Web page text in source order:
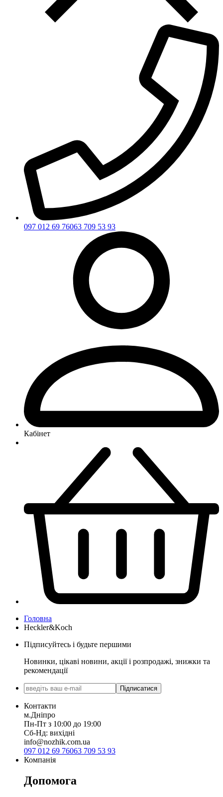
097 012 69 76063 709 53 93
Кабінет
Головна
Heckler&Koch
Підписуйтесь і будьте першими
Новинки, цікаві новини, акції і розпродажі, знижки та
рекомендації
Підписатися
Контакти
м.Дніпро
Пн-Пт з 10:00 до 19:00
Сб-Нд: вихідні
info@nozhik.com.ua
097 012 69 76063 709 53 93
Компанія
Допомога